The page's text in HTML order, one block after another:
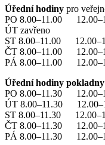
Úřední hodiny pro
PO 8.00–11.00
ÚT zavřeno
ST 8.00–11.00
ČT 8.00–11.00
PÁ 8.00–11.00
Úřední hodiny pokladny
PO 8.00–11.30
ÚT 8.00–11.30
ST 8.00–11.30
ČT 8.00–11.30
PÁ 8.00–11.30